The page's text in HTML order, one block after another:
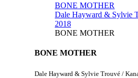
BONE MOTHER
Dale Hayward & Sylvie
2018
BONE MOTHER
BONE MOTHER
Dale Hayward & Sylvie Trouvé /